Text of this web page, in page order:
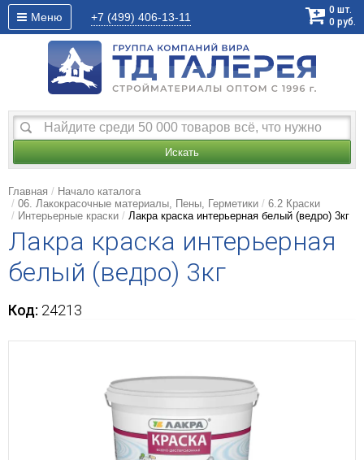
Меню +7 (499) 406-13-11
0 шт.
0 руб.
Искать
Главная
Начало каталога
06. Лакокрасочные материалы, Пены, Герметики
6.2 Краски
Интерьерные краски
Лакра краска интерьерная белый (ведро) 3кг
Лакра краска интерьерная
белый (ведро) 3кг
Код: 24213